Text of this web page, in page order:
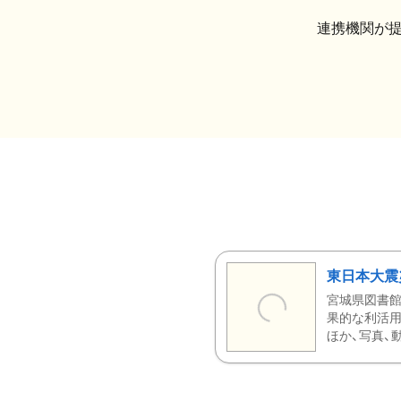
連携機関が
東日本大
宮城県図書
果的な利活
ほか、写真、